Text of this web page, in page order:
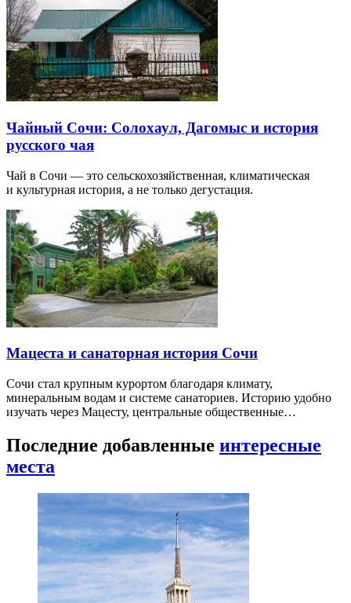
Чайный Сочи: Солохаул, Дагомыс и история
русского чая
Чай в Сочи — это сельскохозяйственная, климатическая
и культурная история, а не только дегустация.
Мацеста и санаторная история Сочи
Сочи стал крупным курортом благодаря климату,
минеральным водам и системе санаториев. Историю удобно
изучать через Мацесту, центральные общественные…
Последние добавленные интересные
места